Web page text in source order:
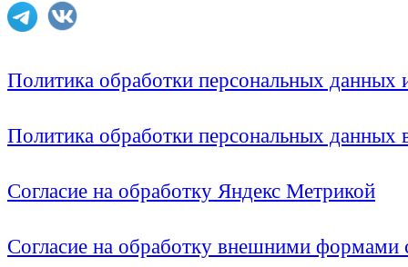
Политика обработки персональных
Политика обработки персональных
Согласие на обработку Яндекс Метрикой
Согласие на обработку внешними формами